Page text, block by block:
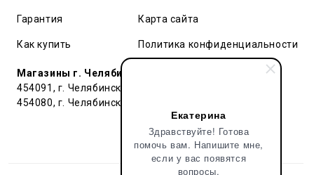
Екатерина
Здравствуйте! Готова
помочь вам. Напишите мне,
если у вас появятся
вопросы.
Гарантия
Как купить
Карта сайта
Политика конфиденциальности
Магазины г. Челябинск:
454091, г. Челябинск, ул. Труда, 91 БЦ Гардероб
454080, г. Челябинск, ул. Тернопольская , д. 6